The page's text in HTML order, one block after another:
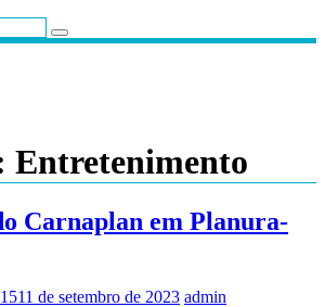
Entretenimento
Carnaplan em Planura-
11 de setembro de 2023 admin